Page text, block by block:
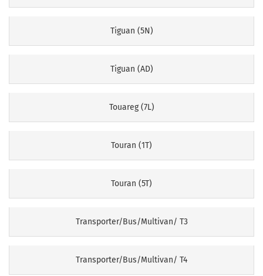
Tiguan (5N)
Tiguan (AD)
Touareg (7L)
Touran (1T)
Touran (5T)
Transporter/Bus/Multivan/ T3
Transporter/Bus/Multivan/ T4